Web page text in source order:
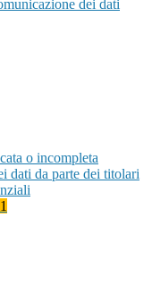
dei dati
o incompleta
dati da parte dei titolari
1